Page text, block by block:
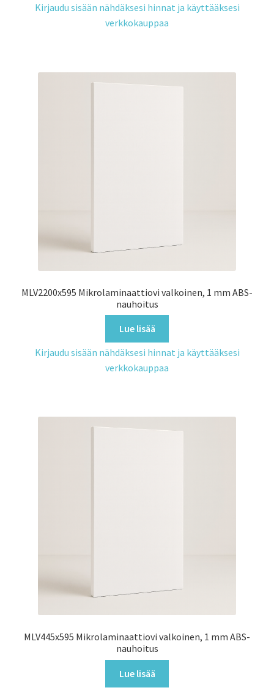
Kirjaudu sisään nähdäksesi hinnat ja käyttääksesi
verkkokauppaa
MLV2200x595 Mikrolaminaattiovi valkoinen, 1 mm ABS-
nauhoitus
Lue lisää
Kirjaudu sisään nähdäksesi hinnat ja käyttääksesi
verkkokauppaa
MLV445x595 Mikrolaminaattiovi valkoinen, 1 mm ABS-
nauhoitus
Lue lisää